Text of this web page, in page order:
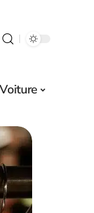
Voiture